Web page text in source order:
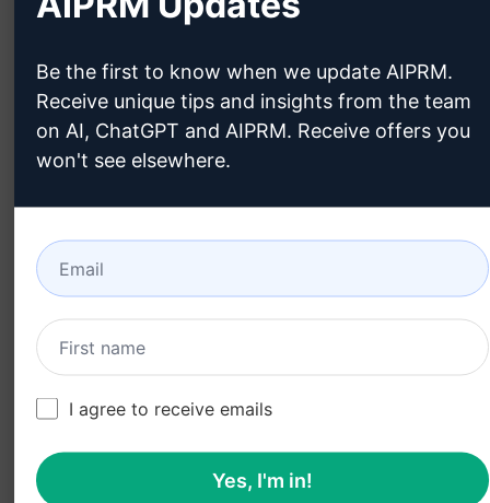
verschiedene Arten von
Handlungsaufforderungen
Spare Zeit bei der Entwicklung von
Werbetexten
Optimiere die Leistung Deiner Anzeigen und
erhöhe die Conversion-Rate
Klicke jetzt auf den Button "Try this Prompt on
ChatGPT" und entdecke die Vielfalt an kreativen
Call-to-Action-Ideen für Deine Google Ads-
Kampagnen!
In Claude ausprobi
In ChatGPT ausprobi
Prompt-Statistiken
Be the first to know when we update AIPRM.
Receive unique tips and insights from the team
on AI, ChatGPT and AIPRM. Receive offers you
won't see elsewhere.
I agree to receive emails
Yes, I'm in!